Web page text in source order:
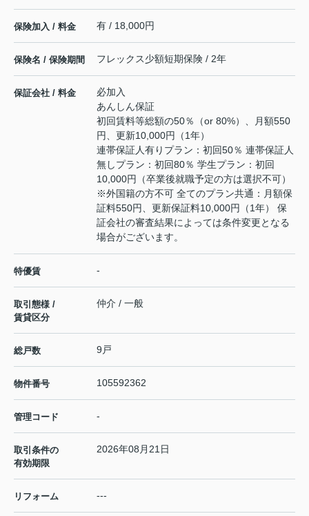
保険加入 / 料金 有 / 18,000円
保険名 / 保険期間 フレックス少額短期保険 / 2年
保証会社 / 料金
必加入
あんしん保証
初回賃料等総額の50％（or 80%）、月額550
円、更新10,000円（1年）
連帯保証人有りプラン：初回50％ 連帯保証人
無しプラン：初回80％ 学生プラン：初回
10,000円（卒業後就職予定の方は選択不可）
※外国籍の方不可 全てのプラン共通：月額保
証料550円、更新保証料10,000円（1年） 保
証会社の審査結果によっては条件変更となる
場合がございます。
特優賃 -
取引態様 /
賃貸区分
仲介 / 一般
総戸数 9戸
物件番号 105592362
管理コード -
取引条件の
有効期限
2026年08月21日
リフォーム ---